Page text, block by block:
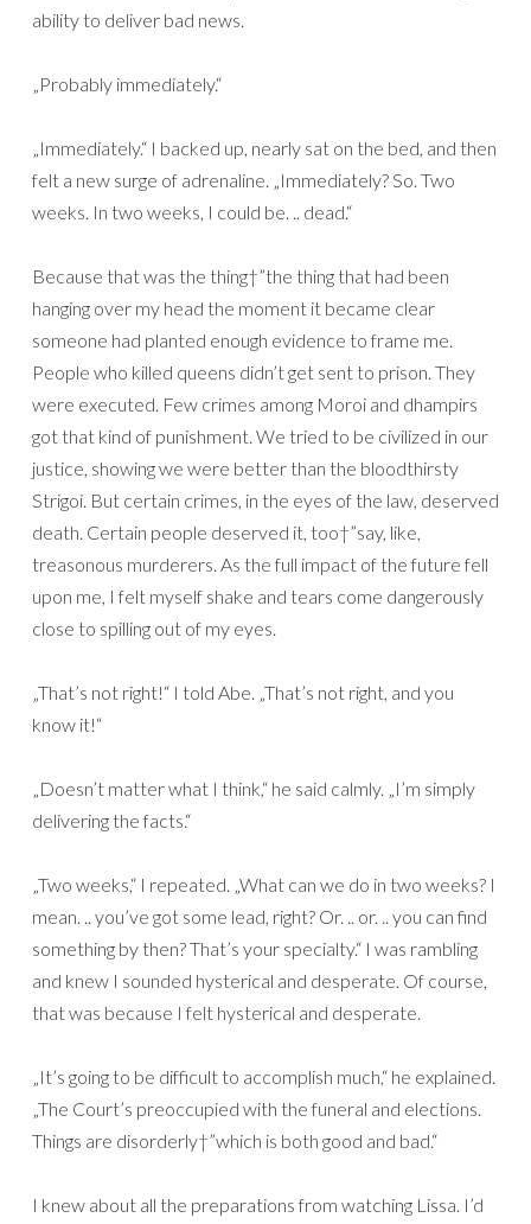
ability to deliver bad news.
„Probably immediately.“
„Immediately.“ I backed up, nearly sat on the bed, and then
felt a new surge of adrenaline. „Immediately? So. Two
weeks. In two weeks, I could be. .. dead.“
Because that was the thing†”the thing that had been
hanging over my head the moment it became clear
someone had planted enough evidence to frame me.
People who killed queens didn’t get sent to prison. They
were executed. Few crimes among Moroi and dhampirs
got that kind of punishment. We tried to be civilized in our
justice, showing we were better than the bloodthirsty
Strigoi. But certain crimes, in the eyes of the law, deserved
death. Certain people deserved it, too†”say, like,
treasonous murderers. As the full impact of the future fell
upon me, I felt myself shake and tears come dangerously
close to spilling out of my eyes.
„That’s not right!“ I told Abe. „That’s not right, and you
know it!“
„Doesn’t matter what I think,“ he said calmly. „I’m simply
delivering the facts.“
„Two weeks,“ I repeated. „What can we do in two weeks? I
mean. .. you’ve got some lead, right? Or. .. or. .. you can find
something by then? That’s your specialty.“ I was rambling
and knew I sounded hysterical and desperate. Of course,
that was because I felt hysterical and desperate.
„It’s going to be difficult to accomplish much,“ he explained.
„The Court’s preoccupied with the funeral and elections.
Things are disorderly†”which is both good and bad.“
I knew about all the preparations from watching Lissa. I’d